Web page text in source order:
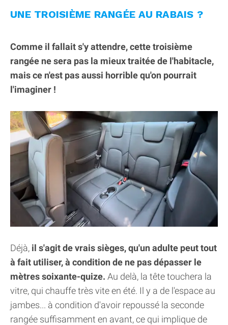
UNE TROISIÈME RANGÉE AU RABAIS ?
Comme il fallait s'y attendre, cette troisième
rangée ne sera pas la mieux traitée de l'habitacle,
mais ce n'est pas aussi horrible qu'on pourrait
l'imaginer !
Déjà, il s'agit de vrais sièges, qu'un adulte peut tout
à fait utiliser, à condition de ne pas dépasser le
mètres soixante-quize. Au delà, la tête touchera la
vitre, qui chauffe très vite en été. Il y a de l'espace au
jambes... à condition d'avoir repoussé la seconde
rangée suffisamment en avant, ce qui implique de